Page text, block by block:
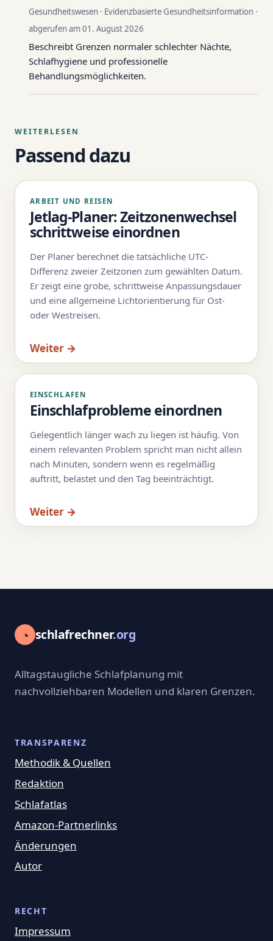
Gesundheitswesen · Evidenzbasierte Gesundheitsinformation ·
abgerufen am 01. August 2026
Beschreibt Grenzen normaler schlechter Nächte,
Schlafhygiene und professionelle
Behandlungsmöglichkeiten.
WEITERLESEN
Passend dazu
ARBEIT UND REISEN
Jetlag-Planer: Zeitzonenwechsel
schrittweise einordnen
Der Planer berechnet die tatsächliche UTC-
Differenz zweier Zeitzonen zum gewählten Datum.
Er zeigt eine grobe, schrittweise Anpassungsdauer
und eine allgemeine Lichtorientierung für Ost-
oder Westreisen.
Weiter →
EINSCHLAFEN
Einschlafprobleme einordnen
Gelegentlich länger wach zu liegen ist häufig. Von
einem relevanten Problem spricht man nicht allein
nach Minuten, sondern wenn es regelmäßig
auftritt, belastet und den Tag beeinträchtigt.
Weiter →
◔ schlafrechner.org
Alltagstaugliche Schlafplanung mit
nachvollziehbaren Modellen und klaren Grenzen.
TRANSPARENZ
Methodik & Quellen
Redaktion
Schlafatlas
Amazon-Partnerlinks
Änderungen
Autor
RECHT
Impressum